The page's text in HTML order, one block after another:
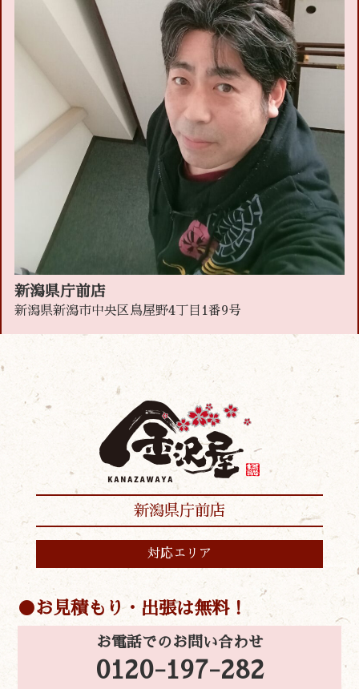
新潟県庁前店
新潟県新潟市中央区鳥屋野4丁目1番9号
新潟県庁前店
対応エリア
お見積もり・出張は無料！
お電話でのお問い合わせ
0120-197-282